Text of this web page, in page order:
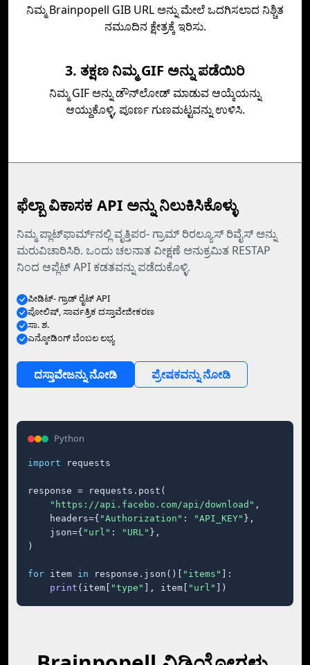
ನಿಮ್ಮ Brainpopell GIB URL ಅನ್ನು ಮೇಲೆ ಒದಗಿಸಲಾದ ನಿಶ್ಚಿತ
ನಮೂದಿನ ಕ್ಷೇತ್ರಕ್ಕೆ ಇರಿಸು.
3. ತಕ್ಷಣ ನಿಮ್ಮ GIF ಅನ್ನು ಪಡೆಯಿರಿ
ನಿಮ್ಮ GIF ಅನ್ನು ಡೌನ್‌ಲೋಡ್ ಮಾಡುವ ಆಯ್ಕೆಯನ್ನು
ಆಯ್ದುಕೊಳ್ಳಿ, ಪೂರ್ಣ ಗುಣಮಟ್ಟವನ್ನು ಉಳಿಸಿ.
ಫೆಲ್ಬಾ ವಿಕಾಸಕ API ಅನ್ನು ನಿಲುಕಿಸಿಕೊಳ್ಳು
ನಿಮ್ಮ ಪ್ಲಾಟ್‌ಫಾರ್ಮ್‌ನಲ್ಲಿ ವೃತ್ತಿಪರ- ಗ್ರಾಮ್ ರಿರಲ್ಯೂಸ್ ರಿವೈಸ್‌ ಅನ್ನು
ಮರುವಿಚಾರಿಸಿರಿ. ಒಂದು ಚಲನಾತ ವೀಕ್ಷಣೆ ಅನುಕ್ರಮಿತ RESTAP
ನಿಂದ ಆಪ್ಲೆಟ್‌ API ಕಡತವನ್ನು ಪಡೆದುಕೊಳ್ಳಿ.
ಪೀಡಿಟ್- ಗ್ರಾಡ್ ರೈಟ್ API
ಪೋಲಿಷ್, ಸಾರ್ವತ್ರಿಕ ದಸ್ತಾವೇಜೀಕರಣ
ಸಾ. ಶ.
ಎನ್ಕೋಡಿಂಗ್‌ ಬೆಂಬಲ ಲಭ್ಯ
ದಸ್ತಾವೇಜನ್ನು ನೋಡಿ ಪ್ರೇಷಕವನ್ನು ನೋಡಿ
Python
import requests
response = requests.post(
"https://api.facebo.com/api/download" ,
    headers={
"Authorization" : "API_KEY" },
    json={
"url" : "URL" },
)
for item in response.json()[ "items"
]:
print (item[ "type" ], item[ "url" ])